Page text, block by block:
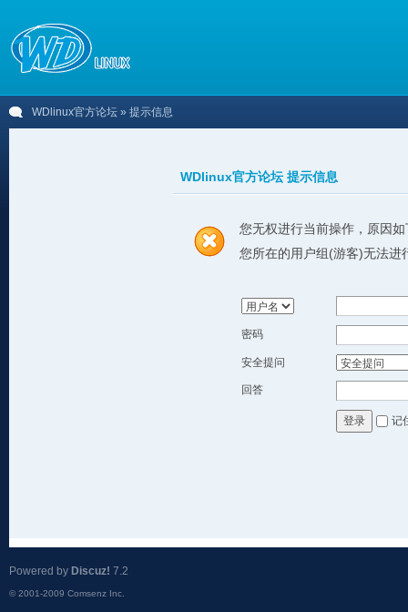
WDlinux官方论坛 » 提示信息
WDlinux官方论坛 提示信息
您无权进行当前操作，原因如
您所在的用户组(游客)无法进
密码
安全提问
回答
登录 记
Powered by Discuz! 7.2
© 2001-2009 Comsenz Inc.